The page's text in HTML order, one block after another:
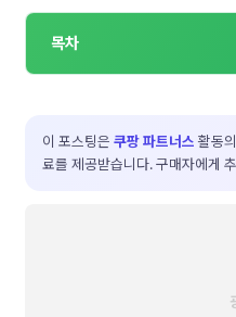
목차
이 포스팅은 쿠팡 파트너스 활동
료를 제공받습니다. 구매자에게